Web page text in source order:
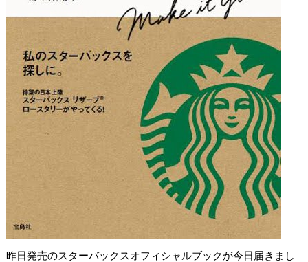
昨日発売のスターバックスオフィシャルブックが今日届きまし